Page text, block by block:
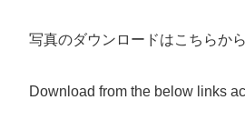
写真のダウンロードはこちらから
Download from the below links